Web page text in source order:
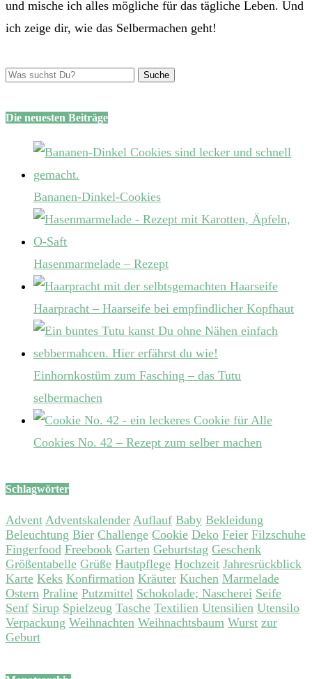
und mische ich alles mögliche für das tägliche Leben. Und
ich zeige dir, wie das Selbermachen geht!
Die neuesten Beiträge
Bananen-Dinkel-Cookies
Hasenmarmelade – Rezept
Haarpracht – Haarseife bei empfindlicher Kopfhaut
Einhornkostüm zum Fasching – das Tutu
selbermachen
Cookies No. 42 – Rezept zum selber machen
Schlagwörter
Advent Adventskalender Auflauf Baby Bekleidung
Beleuchtung Bier Challenge Cookie Deko Feier Filzschuhe
Fingerfood Freebook Garten Geburtstag Geschenk
Größentabelle Grüße Hautpflege Hochzeit Jahresrückblick
Karte Keks Konfirmation Kräuter Kuchen Marmelade
Ostern Praline Putzmittel Schokolade; Nascherei Seife
Senf Sirup Spielzeug Tasche Textilien Utensilien Utensilo
Verpackung Weihnachten Weihnachtsbaum Wurst zur
Geburt